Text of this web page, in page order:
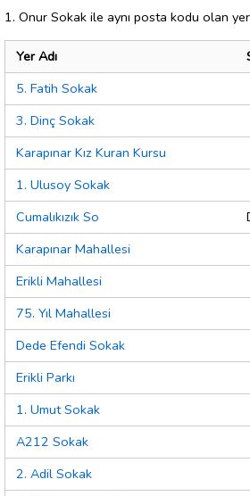
1. Onur Sokak ile aynı posta kodu olan
Yer Adı
5. Fatih Sokak
3. Dinç Sokak
Karapınar Kız Kuran Kursu
1. Ulusoy Sokak
Cumalıkızık So
Karapınar Mahallesi
Erikli Mahallesi
75. Yıl Mahallesi
Dede Efendi Sokak
Erikli Parkı
1. Umut Sokak
A212 Sokak
2. Adil Sokak